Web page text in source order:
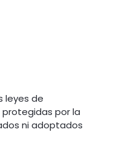
leyes de
por la
ni adoptados